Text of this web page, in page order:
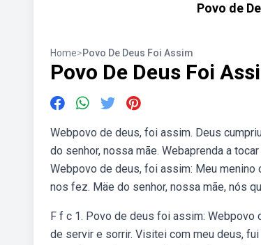
Povo de
Home>Povo De Deus Foi Assim
Povo De Deus Foi
Webpovo de deus, foi assim. Deus
do senhor, nossa mãe. Webaprenda a
Webpovo de deus, foi assim: Meu
nos fez. Mäe do senhor, nossa mãe, nós
F f c 1. Povo de deus foi assim: Webpovo
de servir e sorrir. Visitei com meu deus,